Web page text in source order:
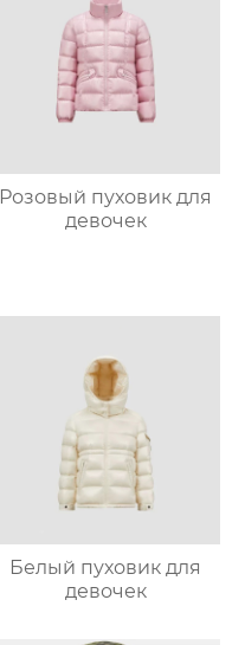
Розовый пуховик для
девочек
Белый пуховик для
девочек